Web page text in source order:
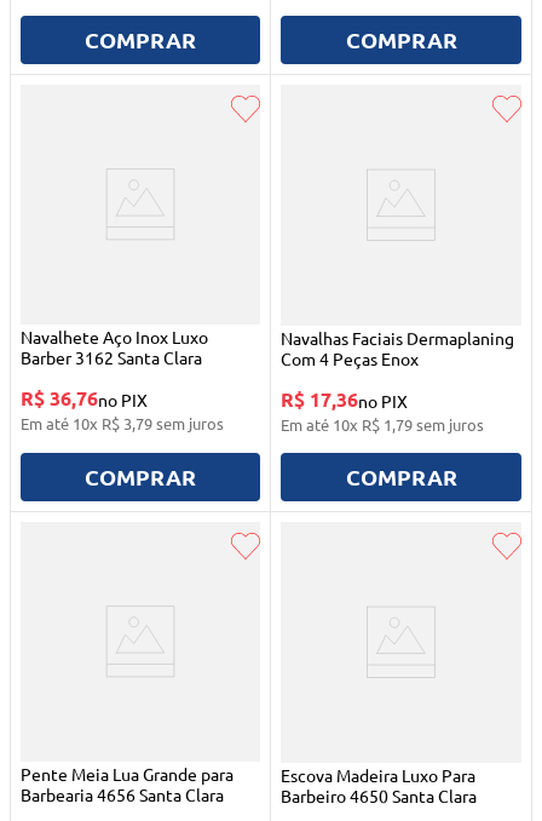
COMPRAR COMPRAR
Navalhete Aço Inox Luxo
Barber 3162 Santa Clara
R$ 36,76no PIX
Em até 10x R$ 3,79sem juros
COMPRAR
Navalhas Faciais Dermaplaning
Com 4 Peças Enox
R$ 17,36no PIX
Em até 10x R$ 1,79sem juros
COMPRAR
Pente Meia Lua Grande para
Barbearia 4656 Santa Clara
Escova Madeira Luxo Para
Barbeiro 4650 Santa Clara